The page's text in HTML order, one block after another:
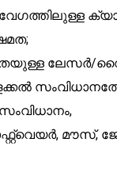
വേഗത്തിലുള്ള
ലേസർ/
മൗസ്,